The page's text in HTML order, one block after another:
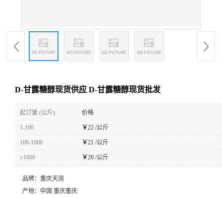
D-甘露糖醇现货供应 D-甘露糖醇现货批发
起订量 (公斤) 价格
1-100 ￥22 /公斤
100-1000 ￥21 /公斤
≥1000 ￥20 /公斤
品牌： 重庆天润
产地： 中国 重庆重庆